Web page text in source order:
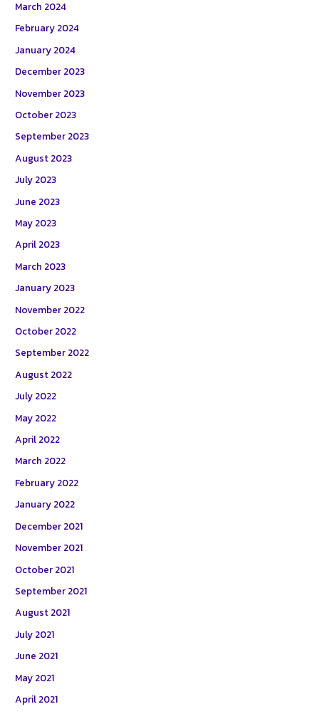
March 2024
February 2024
January 2024
December 2023
November 2023
October 2023
September 2023
August 2023
July 2023
June 2023
May 2023
April 2023
March 2023
January 2023
November 2022
October 2022
September 2022
August 2022
July 2022
May 2022
April 2022
March 2022
February 2022
January 2022
December 2021
November 2021
October 2021
September 2021
August 2021
July 2021
June 2021
May 2021
April 2021